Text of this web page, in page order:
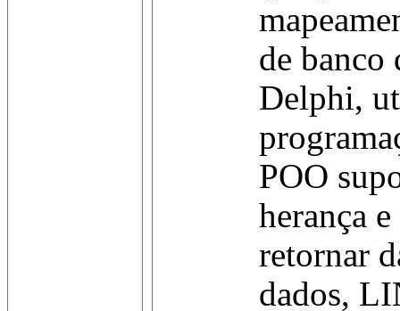
de banco
Delphi,
POO
herança
retornar
dados,